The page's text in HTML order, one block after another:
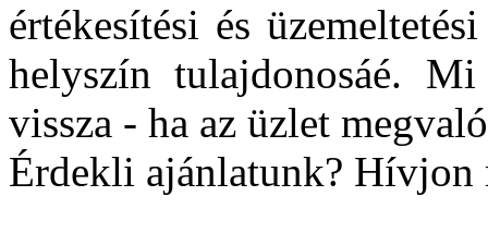
értékesítési és
helyszín tulajdonosáé.
vissza - ha az üzlet
Érdekli ajánlatunk? Hívjon